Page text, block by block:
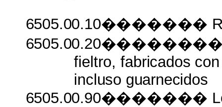
6505.00.10�������
6505.00.20��������
fieltro,fabricados
incluso guarnecidos
6505.00.90�������